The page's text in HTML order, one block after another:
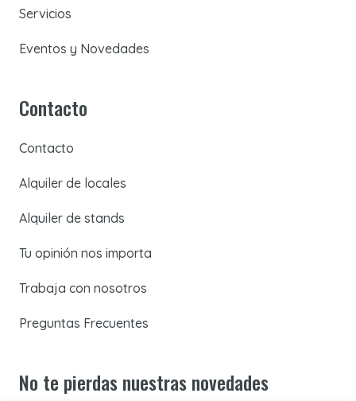
Servicios
Eventos y Novedades
Contacto
Contacto
Alquiler de locales
Alquiler de stands
Tu opinión nos importa
Trabaja con nosotros
Preguntas Frecuentes
No te pierdas nuestras novedades